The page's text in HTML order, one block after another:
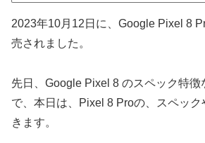
2023年10月12日に、Google Pixel 8
売されました。
先日、Google Pixel 8 のスペック特徴
で、本日は、Pixel 8 Proの、スペッ
きます。